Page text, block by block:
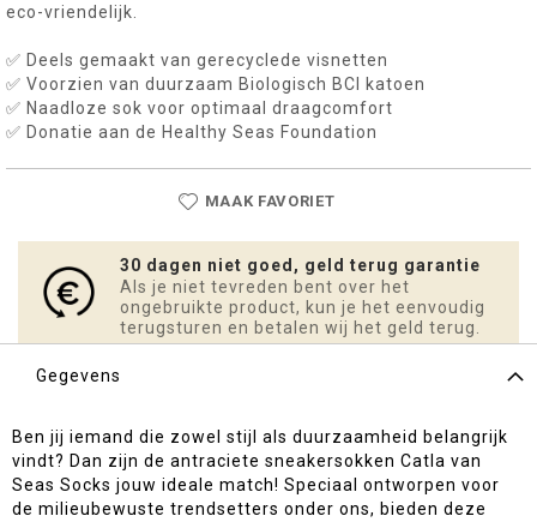
eco-vriendelijk.
✅ Deels gemaakt van gerecyclede visnetten
✅ Voorzien van duurzaam Biologisch BCI katoen
✅ Naadloze sok voor optimaal draagcomfort
✅ Donatie aan de Healthy Seas Foundation
MAAK FAVORIET
30 dagen niet goed, geld terug garantie
Als je niet tevreden bent over het
ongebruikte product, kun je het eenvoudig
terugsturen en betalen wij het geld terug.
Gegevens
Ben jij iemand die zowel stijl als duurzaamheid belangrijk
vindt? Dan zijn de antraciete sneakersokken Catla van
Seas Socks jouw ideale match! Speciaal ontworpen voor
de milieubewuste trendsetters onder ons, bieden deze